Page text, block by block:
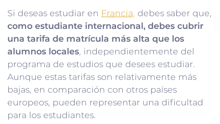
Si deseas estudiar en Francia, debes saber que,
como estudiante internacional, debes cubrir
una tarifa de matrícula más alta que los
alumnos locales, independientemente del
programa de estudios que desees estudiar.
Aunque estas tarifas son relativamente más
bajas, en comparación con otros países
europeos, pueden representar una dificultad
para los estudiantes.